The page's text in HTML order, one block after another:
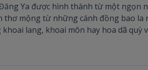
Ya được hình thành từ một ngọn
thơ mộng từ những cánh đồng bao la
khoai lang, khoai môn hay hoa dã quỳ